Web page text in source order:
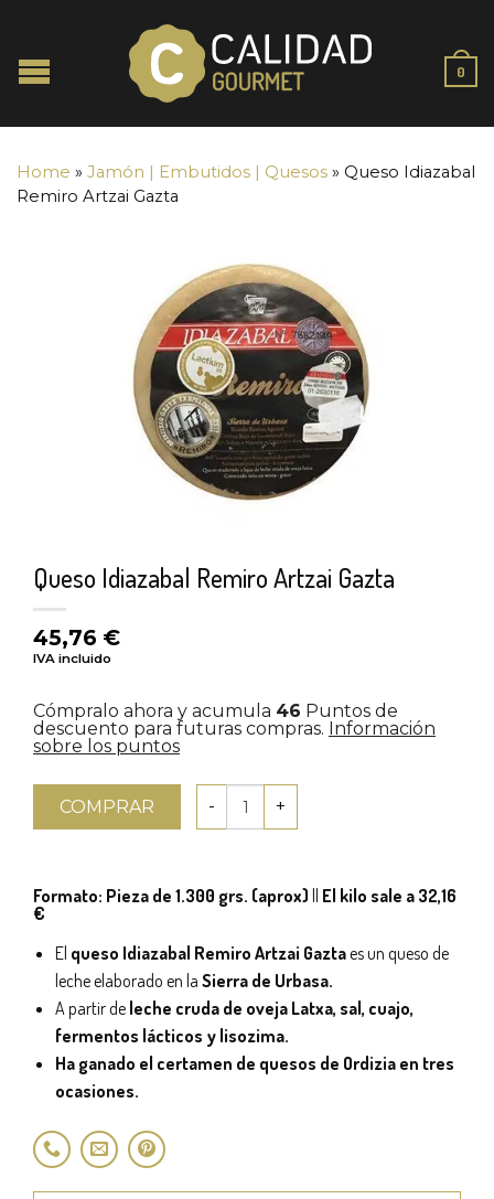
0
Home » Jamón | Embutidos | Quesos » Queso Idiazabal
Remiro Artzai Gazta
Queso Idiazabal Remiro Artzai Gazta
45,76 €
IVA incluido
Cómpralo ahora y acumula 46 Puntos de
descuento para futuras compras. Información
sobre los puntos
COMPRAR
Formato: Pieza de 1.300 grs. (aprox) || El kilo sale a 32,16
€
El queso Idiazabal Remiro Artzai Gaztaes un queso de
leche elaborado en la Sierra de Urbasa.
A partir de leche cruda de oveja Latxa, sal, cuajo,
fermentos lácticos y lisozima.
Ha ganado el certamen de quesos de Ordizia en tres
ocasiones.